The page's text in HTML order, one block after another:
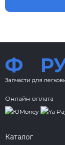
Ф
Запчасти для
Онлайн оплата
Каталог